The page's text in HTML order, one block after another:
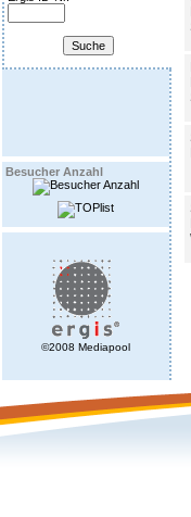
Besucher Anzahl
©2008 Mediapool